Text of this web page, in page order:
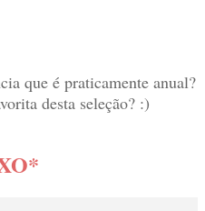
que é praticamente anual?
desta seleção? :)